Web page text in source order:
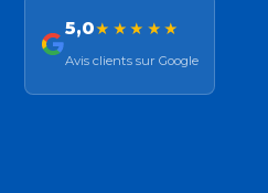
5,0★★★★★
Avis clients sur Google